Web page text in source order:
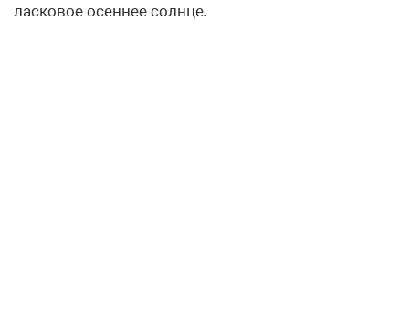
ласковое осеннее солнце.